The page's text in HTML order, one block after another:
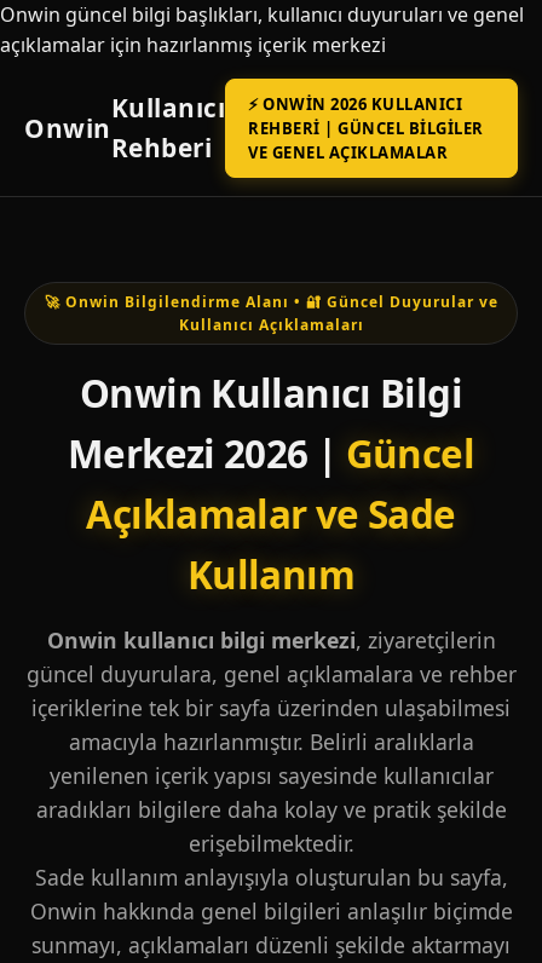
Onwin güncel bilgi başlıkları, kullanıcı duyuruları ve genel
açıklamalar için hazırlanmış içerik merkezi
Onwin
Kullanıcı
Rehberi
⚡ ONWIN 2026 KULLANICI
REHBERI | GÜNCEL BILGILER
VE GENEL AÇIKLAMALAR
🚀 Onwin Bilgilendirme Alanı • 🔐 Güncel Duyurular ve
Kullanıcı Açıklamaları
Onwin Kullanıcı Bilgi
Merkezi 2026 | Güncel
Açıklamalar ve Sade
Kullanım
Onwin kullanıcı bilgi merkezi, ziyaretçilerin
güncel duyurulara, genel açıklamalara ve rehber
içeriklerine tek bir sayfa üzerinden ulaşabilmesi
amacıyla hazırlanmıştır. Belirli aralıklarla
yenilenen içerik yapısı sayesinde kullanıcılar
aradıkları bilgilere daha kolay ve pratik şekilde
erişebilmektedir.
Sade kullanım anlayışıyla oluşturulan bu sayfa,
Onwin hakkında genel bilgileri anlaşılır biçimde
sunmayı, açıklamaları düzenli şekilde aktarmayı